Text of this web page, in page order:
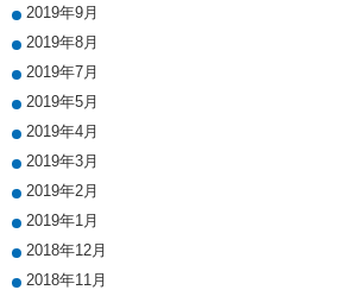
2019年9月
2019年8月
2019年7月
2019年5月
2019年4月
2019年3月
2019年2月
2019年1月
2018年12月
2018年11月